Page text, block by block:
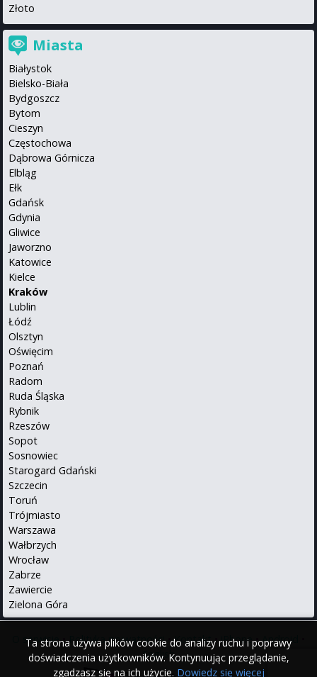
Ta strona używa plików cookie do analizy ruchu i poprawy
doświadczenia użytkowników. Kontynuując przeglądanie,
zgadzasz się na ich użycie. Dowiedz się więcej
Złoto
Miasta
Białystok
Bielsko-Biała
Bydgoszcz
Bytom
Cieszyn
Częstochowa
Dąbrowa Górnicza
Elbląg
Ełk
Gdańsk
Gdynia
Gliwice
Jaworzno
Katowice
Kielce
Kraków
Lublin
Łódź
Olsztyn
Oświęcim
Poznań
Radom
Ruda Śląska
Rybnik
Rzeszów
Sopot
Sosnowiec
Starogard Gdański
Szczecin
Toruń
Trójmiasto
Warszawa
Wałbrzych
Wrocław
Zabrze
Zawiercie
Zielona Góra
O serwisie•Polityka prywatności•Kontakt•iPhone•Android
English